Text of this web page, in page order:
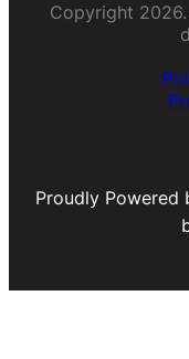
Copyright
Proudly Powered